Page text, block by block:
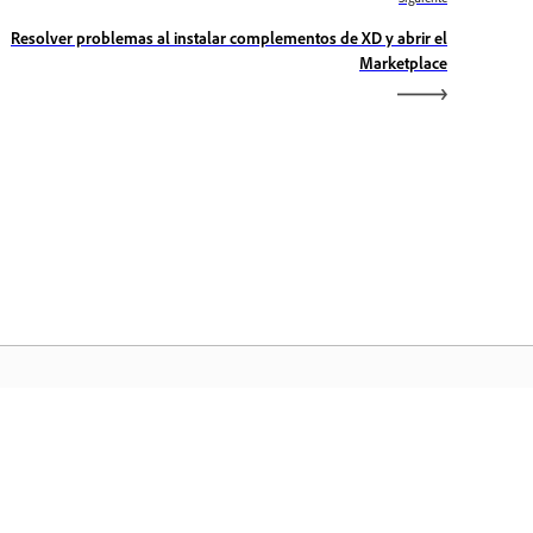
Resolver problemas al instalar complementos de XD y abrir el
Marketplace